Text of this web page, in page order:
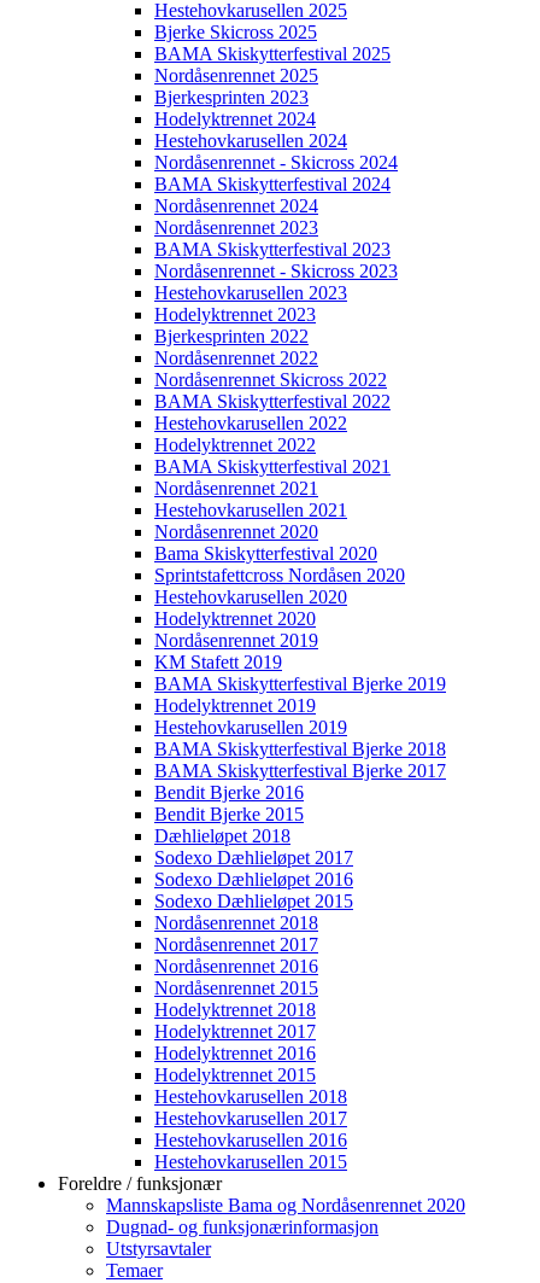
Hestehovkarusellen 2025
Bjerke Skicross 2025
BAMA Skiskytterfestival 2025
Nordåsenrennet 2025
Bjerkesprinten 2023
Hodelyktrennet 2024
Hestehovkarusellen 2024
Nordåsenrennet - Skicross 2024
BAMA Skiskytterfestival 2024
Nordåsenrennet 2024
Nordåsenrennet 2023
BAMA Skiskytterfestival 2023
Nordåsenrennet - Skicross 2023
Hestehovkarusellen 2023
Hodelyktrennet 2023
Bjerkesprinten 2022
Nordåsenrennet 2022
Nordåsenrennet Skicross 2022
BAMA Skiskytterfestival 2022
Hestehovkarusellen 2022
Hodelyktrennet 2022
BAMA Skiskytterfestival 2021
Nordåsenrennet 2021
Hestehovkarusellen 2021
Nordåsenrennet 2020
Bama Skiskytterfestival 2020
Sprintstafettcross Nordåsen 2020
Hestehovkarusellen 2020
Hodelyktrennet 2020
Nordåsenrennet 2019
KM Stafett 2019
BAMA Skiskytterfestival Bjerke 2019
Hodelyktrennet 2019
Hestehovkarusellen 2019
BAMA Skiskytterfestival Bjerke 2018
BAMA Skiskytterfestival Bjerke 2017
Bendit Bjerke 2016
Bendit Bjerke 2015
Dæhlieløpet 2018
Sodexo Dæhlieløpet 2017
Sodexo Dæhlieløpet 2016
Sodexo Dæhlieløpet 2015
Nordåsenrennet 2018
Nordåsenrennet 2017
Nordåsenrennet 2016
Nordåsenrennet 2015
Hodelyktrennet 2018
Hodelyktrennet 2017
Hodelyktrennet 2016
Hodelyktrennet 2015
Hestehovkarusellen 2018
Hestehovkarusellen 2017
Hestehovkarusellen 2016
Hestehovkarusellen 2015
Foreldre / funksjonær
Mannskapsliste Bama og Nordåsenrennet 2020
Dugnad- og funksjonærinformasjon
Utstyrsavtaler
Temaer